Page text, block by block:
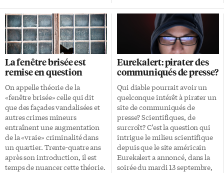
pour but de faire connaître aux
élèves, l’histoire de Terry Fox,
sa mission et surtout son
engagement à la recherche pour
vaincre le cancer: une passion
qui continue encore
aujourd’hui au bénéfice des
milliers de patients atteints de
la maladie. La course d’aspect
ludique a débuté par une
séance de «coloration» […]
Christopher Ralph, l’un des
auteurs de la présentation
devant les élus, à l’émission
#ONfr de TFO. «C’est un
véritable symbole pour les
francophones, les immigrants
francophones et tous les
francophiles.» C’est la
conseillère municipale Anne-
Marie Gillis qui a déposé la
motion inspirée de l’initiative
de M. Ralph. C’est «une très
belle nouvelle», a commenté le
président Denis Vaillancourt.
«On n’a […]
La fenêtre brisée est
remise en question
On appelle théorie de la
«fenêtre brisée» celle qui dit
que des façades vandalisées et
autres crimes mineurs
entraînent une augmentation
de la «vraie» criminalité dans
un quartier. Trente-quatre ans
après son introduction, il est
temps de nuancer cette théorie.
Eurekalert: pirater des
communiqués de presse?
Qui diable pourrait avoir un
quelconque intérêt à pirater un
site de communiqués de
presse? Scientifiques, de
surcroît? C’est la question qui
intrigue le milieu scientifique
depuis que le site américain
Eurekalert a annoncé, dans la
soirée du mardi 13 septembre,